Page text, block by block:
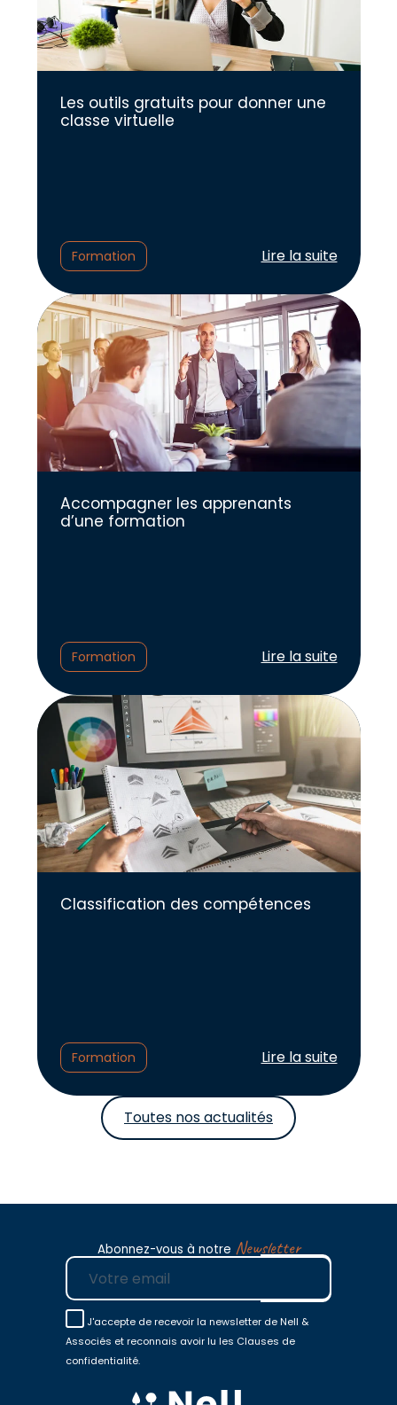
Les outils gratuits pour donner une
classe virtuelle
Formation Lire l'article :
Lire la suite
Accompagner les apprenants
d’une formation
Formation Lire l'article :
Lire la suite
Classification des compétences
Formation Lire l'article :
Lire la suite
Toutes nos actualités
Abonnez-vous à notre Newsletter
E-mail
J'accepte de recevoir la newsletter de Nell &
Associés et reconnais avoir lu les Clauses de
confidentialité.